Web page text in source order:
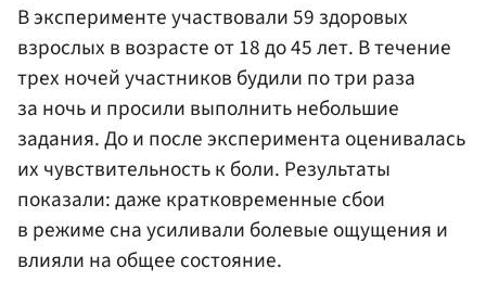
В эксперименте участвовали 59 здоровых
взрослых в возрасте от 18 до 45 лет. В течение
трех ночей участников будили по три раза
за ночь и просили выполнить небольшие
задания. До и после эксперимента оценивалась
их чувствительность к боли. Результаты
показали: даже кратковременные сбои
в режиме сна усиливали болевые ощущения и
влияли на общее состояние.